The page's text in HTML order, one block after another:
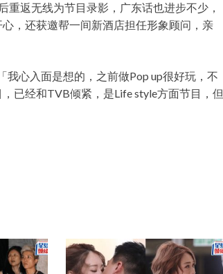
重返无线为节目录影，广东话也进步不少，
，还获邀帮一间新酒店担任形象顾问，亲
我心入面是想的，之前做Pop up很好玩，不
已经和TVB倾紧，是Life style方面节目，但